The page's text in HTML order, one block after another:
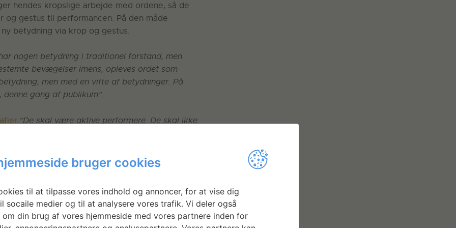
hendes kropslige arbejde med ordene, så de
gestus til performancen. På den måde
betydning via krop og gestus.
nogen betydning i traditionel forstand, men
bevægelser imens, opleves ordet som
men med en vifte af betydninger. På
gang af publikum”.
.”De skal være aktive performere. De skal ikke
publikation, der er planlagt til udgivelse i
lyddigte skabt ud fra Maarits
bruger cookies
til at tilpasse vores indhold og annoncer, for at vise dig
socaile medier og til at analysere vores trafik. Vi deler også
din brug af vores hjemmeside med vores partnere inden for